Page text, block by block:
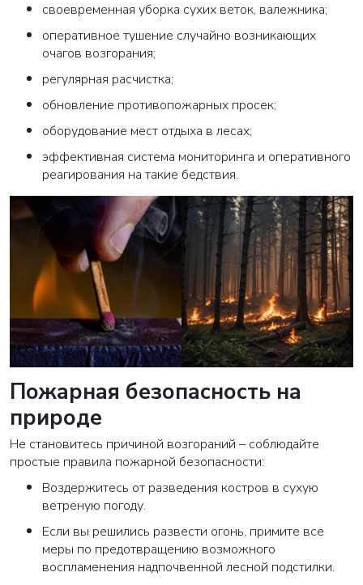
своевременная уборка сухих веток, валежника;
оперативное тушение случайно возникающих
очагов возгорания;
регулярная расчистка;
обновление противопожарных просек;
оборудование мест отдыха в лесах;
эффективная система мониторинга и оперативного
реагирования на такие бедствия.
Пожарная безопасность на
природе
Не становитесь причиной возгораний – соблюдайте
простые правила пожарной безопасности:
Воздержитесь от разведения костров в сухую
ветреную погоду.
Если вы решились развести огонь, примите все
меры по предотвращению возможного
воспламенения надпочвенной лесной подстилки.